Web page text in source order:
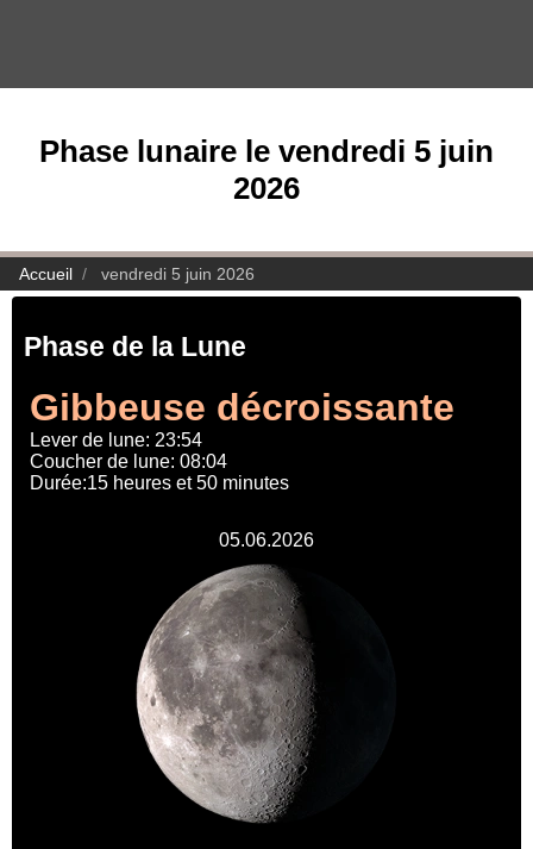
Phase lunaire le vendredi 5 juin
2026
Accueil vendredi 5 juin 2026
Phase de la Lune
Gibbeuse décroissante
Lever de lune: 23:54
Coucher de lune: 08:04
Durée:15 heures et 50 minutes
05.06.2026